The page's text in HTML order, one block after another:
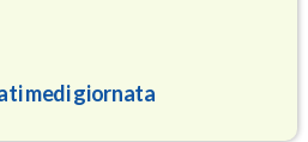
medi giornata